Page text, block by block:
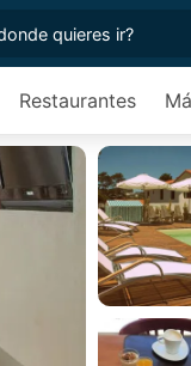
Restaurantes